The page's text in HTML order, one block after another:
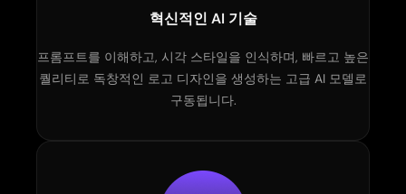
혁신적인 AI 기술
프롬프트를 이해하고, 시각 스타일을 인식하며, 빠르고 높은
퀄리티로 독창적인 로고 디자인을 생성하는 고급 AI 모델로
구동됩니다.